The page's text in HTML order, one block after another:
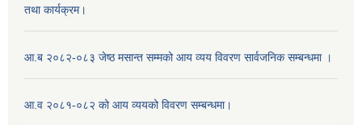
तथा कार्यक्रम।
आ.ब २०८२-०८३ जेष्ठ मसान्त सम्मको आय व्यय विवरण सार्वजनिक सम्बन्धमा ।
आ.व २०८१-०८२ को आय व्ययको विवरण सम्बन्धमा।